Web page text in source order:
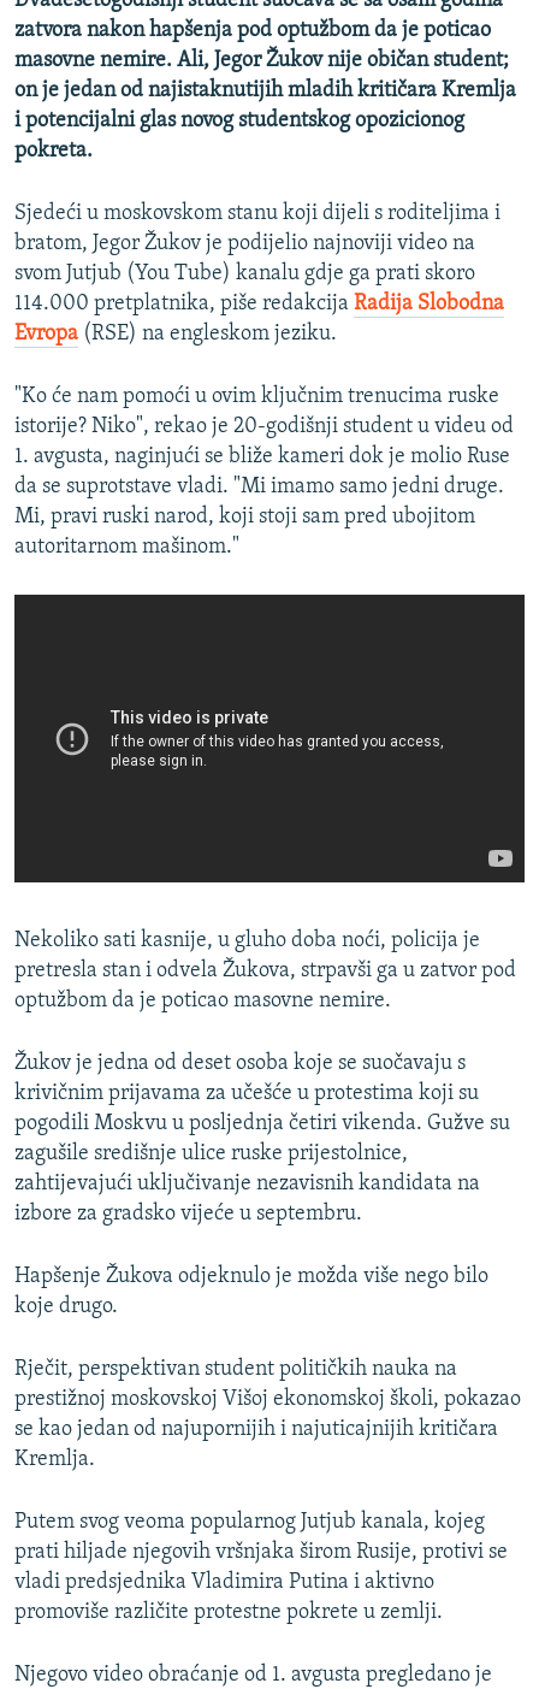
TV LIBERTY
POST SCRIPTUM
MOJA EVROPA
TRI DECENIJE OD RATA U BIH
SVE KARTE DEJTONA
NASTANAK I RASPAD JUGOSLAVIJE
Sve RFE/RL stranice
zatvora nakon hapšenja pod optužbom da je poticao
masovne nemire. Ali, Jegor Žukov nije običan student;
on je jedan od najistaknutijih mladih kritičara Kremlja
i potencijalni glas novog studentskog opozicionog
pokreta.
Sjedeći u moskovskom stanu koji dijeli s roditeljima i
bratom, Jegor Žukov je podijelio najnoviji video na
svom Jutjub (You Tube) kanalu gdje ga prati skoro
114.000 pretplatnika, piše redakcija Radija Slobodna
Evropa (RSE) na engleskom jeziku.
"Ko će nam pomoći u ovim ključnim trenucima ruske
istorije? Niko", rekao je 20-godišnji student u videu od
1. avgusta, naginjući se bliže kameri dok je molio Ruse
da se suprotstave vladi. "Mi imamo samo jedni druge.
Mi, pravi ruski narod, koji stoji sam pred ubojitom
autoritarnom mašinom."
Nekoliko sati kasnije, u gluho doba noći, policija je
pretresla stan i odvela Žukova, strpavši ga u zatvor pod
optužbom da je poticao masovne nemire.
Žukov je jedna od deset osoba koje se suočavaju s
krivičnim prijavama za učešće u protestima koji su
pogodili Moskvu u posljednja četiri vikenda. Gužve su
zagušile središnje ulice ruske prijestolnice,
zahtijevajući uključivanje nezavisnih kandidata na
izbore za gradsko vijeće u septembru.
Hapšenje Žukova odjeknulo je možda više nego bilo
koje drugo.
Rječit, perspektivan student političkih nauka na
prestižnoj moskovskoj Višoj ekonomskoj školi, pokazao
se kao jedan od najupornijih i najuticajnijih kritičara
Kremlja.
Putem svog veoma popularnog Jutjub kanala, kojeg
prati hiljade njegovih vršnjaka širom Rusije, protivi se
vladi predsjednika Vladimira Putina i aktivno
promoviše različite protestne pokrete u zemlji.
Njegovo video obraćanje od 1. avgusta pregledano je